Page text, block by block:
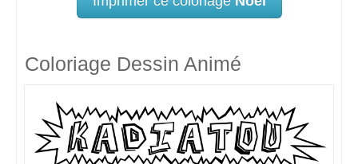
Coloriage Dessin Animé